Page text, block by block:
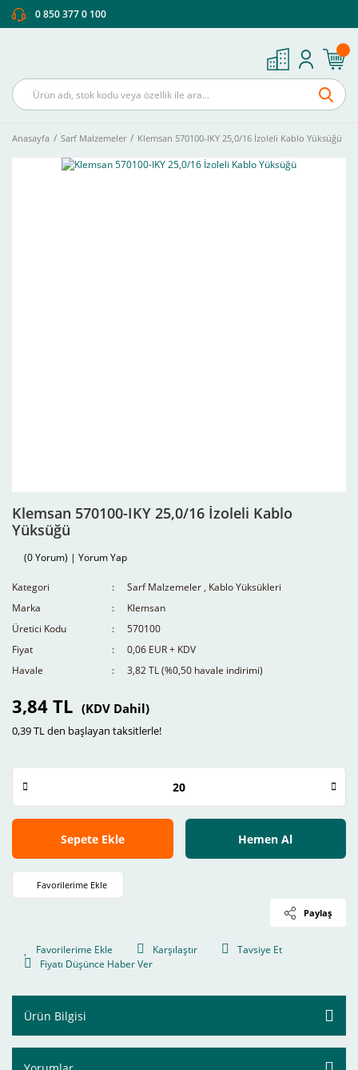
0 850 377 0 100
Anasayfa Sarf Malzemeler Klemsan 570100-IKY 25,0/16 İzoleli Kablo Yüksüğü
Klemsan 570100-IKY 25,0/16 İzoleli Kablo
Yüksüğü
(0 Yorum) | Yorum Yap
Kategori Sarf Malzemeler , Kablo Yüksükleri
Marka
Klemsan
Üretici Kodu
570100
Fiyat
0,06 EUR + KDV
Havale
3,82 TL (%0,50 havale indirimi)
3,84 TL (KDV Dahil)
0,39 TL den başlayan taksitlerle!
Sepete Ekle Hemen Al
Paylaş
Karşılaştır
Tavsiye Et
Fiyatı Düşünce Haber Ver
Ürün Bilgisi